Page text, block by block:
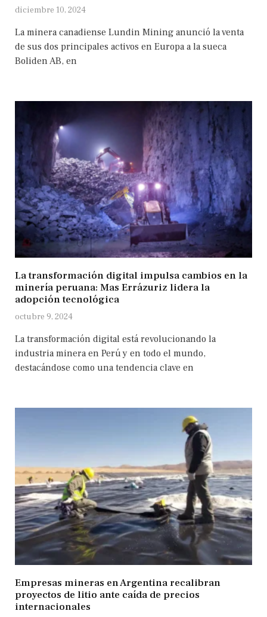
diciembre 10, 2024
La minera canadiense Lundin Mining anunció la venta
de sus dos principales activos en Europa a la sueca
Boliden AB, en
La transformación digital impulsa cambios en la
minería peruana: Mas Errázuriz lidera la
adopción tecnológica
octubre 9, 2024
La transformación digital está revolucionando la
industria minera en Perú y en todo el mundo,
destacándose como una tendencia clave en
Empresas mineras en Argentina recalibran
proyectos de litio ante caída de precios
internacionales